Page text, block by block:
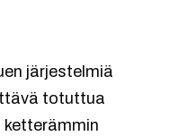
järjestelmiä
totuttua